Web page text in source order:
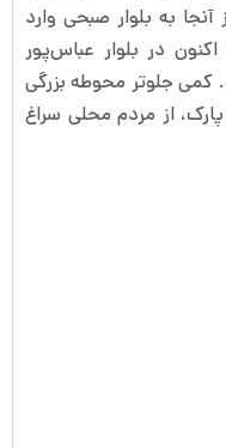
آنجا به بلوار صبحی وارد
در بلوار عباس‌پور
کمی جلوتر محوطه بزرگی
از مردم محلی سراغ